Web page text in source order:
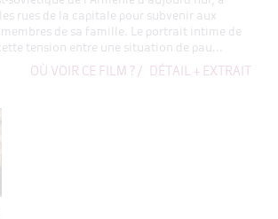
rues de la capitale pour subvenir aux
membres de sa famille. Le portrait intime de
tension entre une situation de pau...
OÙ VOIR CE FILM ? / DÉTAIL + EXTRAIT